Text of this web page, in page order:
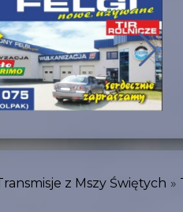
z Mszy Świętych